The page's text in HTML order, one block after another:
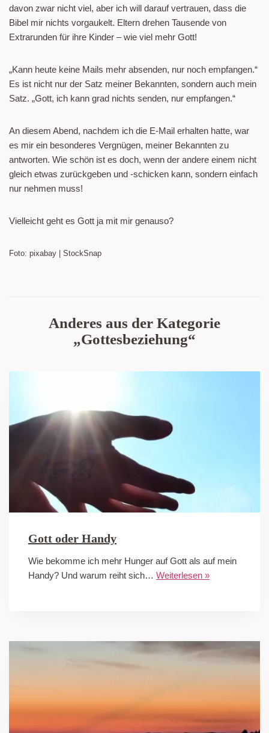
davon zwar nicht viel, aber ich will darauf vertrauen, dass die
Bibel mir nichts vorgaukelt. Eltern drehen Tausende von
Extrarunden für ihre Kinder – wie viel mehr Gott!
„Kann heute keine Mails mehr absenden, nur noch empfangen.“
Es ist nicht nur der Satz meiner Bekannten, sondern auch mein
Satz. „Gott, ich kann grad nichts senden, nur empfangen.“
An diesem Abend, nachdem ich die E-Mail erhalten hatte, war
es mir ein besonderes Vergnügen, meiner Bekannten zu
antworten. Wie schön ist es doch, wenn der andere einem nicht
gleich etwas zurückgeben und -schicken kann, sondern einfach
nur nehmen muss!
Vielleicht geht es Gott ja mit mir genauso?
Foto: pixabay | StockSnap
Anderes aus der Kategorie
„Gottesbeziehung“
Gott oder Handy
Wie bekomme ich mehr Hunger auf Gott als auf mein
Handy? Und warum reiht sich… Weiterlesen »